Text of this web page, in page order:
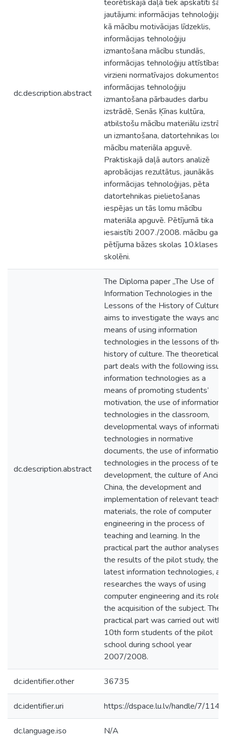
dc.description.abstract
teorētiskajā daļā tiek apskatīti šādi
jautājumi: informācijas tehnoloģijas
kā mācību motivācijas līdzeklis,
informācijas tehnoloģiju
izmantošana mācību stundās,
informācijas tehnoloģiju attīstības
virzieni normatīvajos dokumentos,
informācijas tehnoloģiju
izmantošana pārbaudes darbu
izstrādē, Senās Ķīnas kultūra,
atbilstošu mācību materiālu
un izmantošana, datortehnikas
mācību materiāla apguvē.
Praktiskajā daļā autors analizē
aprobācijas rezultātus, jaunākās
informācijas tehnoloģijas, pēta
datortehnikas pielietošanas
iespējas un tās lomu mācību
materiāla apguvē. Pētījumā tika
iesaistīti 2007./2008. mācību gada
pētījuma bāzes skolas 10.klases
skolēni.
dc.description.abstract
The Diploma paper „The Use of
Information Technologies in the
Lessons of the History of Culture”
aims to investigate the ways and
means of using information
technologies in the lessons of the
history of culture. The theoretical
part deals with the following
information technologies as a
means of promoting students’
motivation, the use of information
technologies in the classroom,
developmental ways of
technologies in normative
documents, the use of information
technologies in the process of test
development, the culture of
China, the development and
implementation of relevant
materials, the role of computer
engineering in the process of
teaching and learning. In the
practical part the author analyses
the results of the pilot study, the
latest information technologies,
researches the ways of using
computer engineering and its role
the acquisition of the subject. The
practical part was carried out with
10th form students of the pilot
school during school year
2007/2008.
dc.identifier.other 36735
dc.identifier.uri https://dspace.lu.lv/handle/7/
dc.language.iso N/A